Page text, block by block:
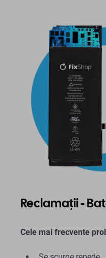
Reclamații -
Cele mai frecvente